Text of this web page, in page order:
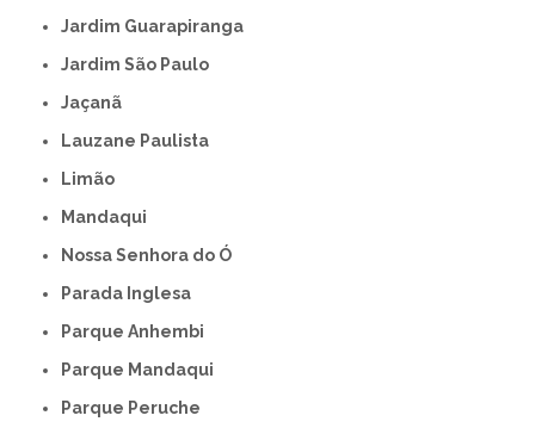
Jardim Guarapiranga
Jardim São Paulo
Jaçanã
Lauzane Paulista
Limão
Mandaqui
Nossa Senhora do Ó
Parada Inglesa
Parque Anhembi
Parque Mandaqui
Parque Peruche